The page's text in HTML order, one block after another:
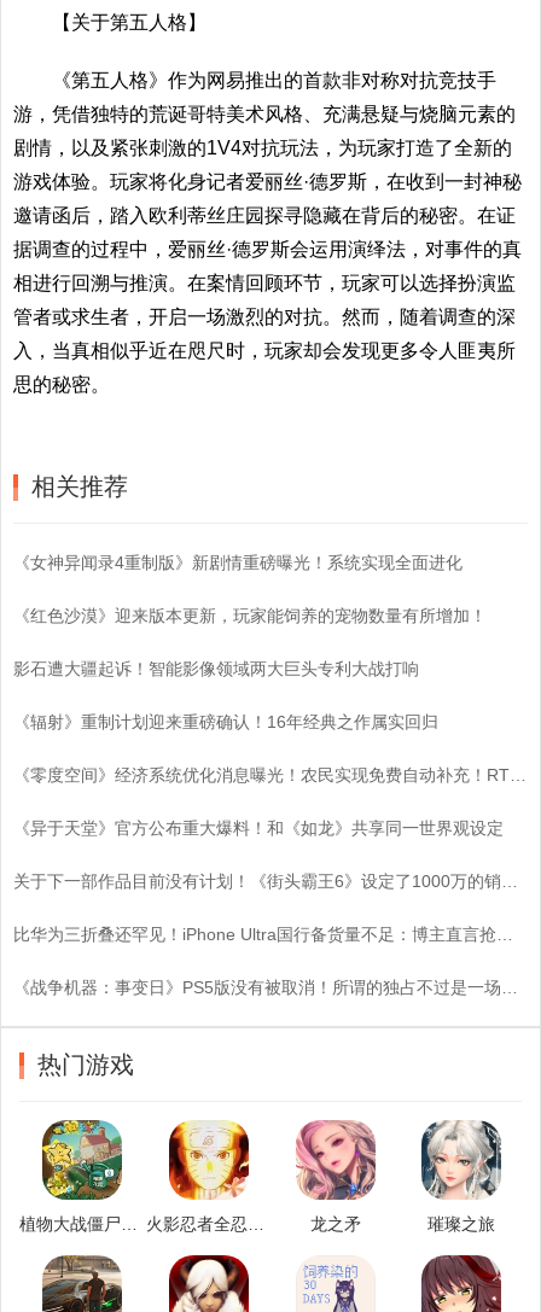
【关于第五人格】
《第五人格》作为网易推出的首款非对称对抗竞技手
游，凭借独特的荒诞哥特美术风格、充满悬疑与烧脑元素的
剧情，以及紧张刺激的1V4对抗玩法，为玩家打造了全新的
游戏体验。玩家将化身记者爱丽丝·德罗斯，在收到一封神秘
邀请函后，踏入欧利蒂丝庄园探寻隐藏在背后的秘密。在证
据调查的过程中，爱丽丝·德罗斯会运用演绎法，对事件的真
相进行回溯与推演。在案情回顾环节，玩家可以选择扮演监
管者或求生者，开启一场激烈的对抗。然而，随着调查的深
入，当真相似乎近在咫尺时，玩家却会发现更多令人匪夷所
思的秘密。
相关推荐
《女神异闻录4重制版》新剧情重磅曝光！系统实现全面进化
《红色沙漠》迎来版本更新，玩家能饲养的宠物数量有所增加！
影石遭大疆起诉！智能影像领域两大巨头专利大战打响
《辐射》重制计划迎来重磅确认！16年经典之作属实回归
《异于天堂》官方公布重大爆料！和《如龙》共享同一世界观设定
热门游戏
龙之矛 璀璨之旅